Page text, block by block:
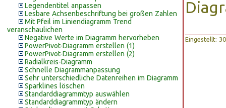
Legendentitel anpassen
Lesbare Achsenbeschriftung bei großen Zahlen
Mit Pfeil im Liniendiagramm Trend
veranschaulichen
Negative Werte im Diagramm hervorheben
PowerPivot-Diagramm erstellen (1)
PowerPivot-Diagramm erstellen (2)
Radialkreis-Diagramm
Schnelle Diagrammanpassung
Sehr unterschiedliche Datenreihen im Diagramm
Sparklines löschen
Standarddiagrammtyp auswählen
Standarddiagrammtyp ändern
Eingestellt: